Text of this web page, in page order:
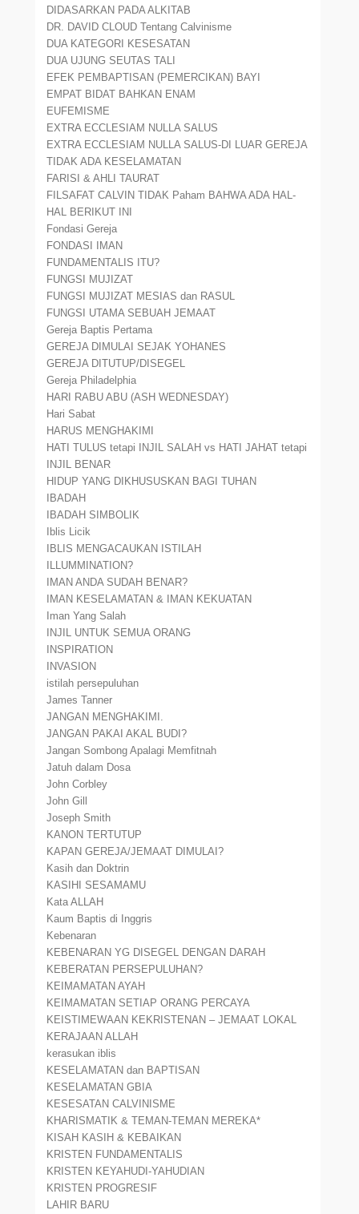
DIDASARKAN PADA ALKITAB
DR. DAVID CLOUD Tentang Calvinisme
DUA KATEGORI KESESATAN
DUA UJUNG SEUTAS TALI
EFEK PEMBAPTISAN (PEMERCIKAN) BAYI
EMPAT BIDAT BAHKAN ENAM
EUFEMISME
EXTRA ECCLESIAM NULLA SALUS
EXTRA ECCLESIAM NULLA SALUS-DI LUAR GEREJA
TIDAK ADA KESELAMATAN
FARISI & AHLI TAURAT
FILSAFAT CALVIN TIDAK Paham BAHWA ADA HAL-
HAL BERIKUT INI
Fondasi Gereja
FONDASI IMAN
FUNDAMENTALIS ITU?
FUNGSI MUJIZAT
FUNGSI MUJIZAT MESIAS dan RASUL
FUNGSI UTAMA SEBUAH JEMAAT
Gereja Baptis Pertama
GEREJA DIMULAI SEJAK YOHANES
GEREJA DITUTUP/DISEGEL
Gereja Philadelphia
HARI RABU ABU (ASH WEDNESDAY)
Hari Sabat
HARUS MENGHAKIMI
HATI TULUS tetapi INJIL SALAH vs HATI JAHAT tetapi
INJIL BENAR
HIDUP YANG DIKHUSUSKAN BAGI TUHAN
IBADAH
IBADAH SIMBOLIK
Iblis Licik
IBLIS MENGACAUKAN ISTILAH
ILLUMMINATION?
IMAN ANDA SUDAH BENAR?
IMAN KESELAMATAN & IMAN KEKUATAN
Iman Yang Salah
INJIL UNTUK SEMUA ORANG
INSPIRATION
INVASION
istilah persepuluhan
James Tanner
JANGAN MENGHAKIMI.
JANGAN PAKAI AKAL BUDI?
Jangan Sombong Apalagi Memfitnah
Jatuh dalam Dosa
John Corbley
John Gill
Joseph Smith
KANON TERTUTUP
KAPAN GEREJA/JEMAAT DIMULAI?
Kasih dan Doktrin
KASIHI SESAMAMU
Kata ALLAH
Kaum Baptis di Inggris
Kebenaran
KEBENARAN YG DISEGEL DENGAN DARAH
KEBERATAN PERSEPULUHAN?
KEIMAMATAN AYAH
KEIMAMATAN SETIAP ORANG PERCAYA
KEISTIMEWAAN KEKRISTENAN – JEMAAT LOKAL
KERAJAAN ALLAH
kerasukan iblis
KESELAMATAN dan BAPTISAN
KESELAMATAN GBIA
KESESATAN CALVINISME
KHARISMATIK & TEMAN-TEMAN MEREKA*
KISAH KASIH & KEBAIKAN
KRISTEN FUNDAMENTALIS
KRISTEN KEYAHUDI-YAHUDIAN
KRISTEN PROGRESIF
LAHIR BARU